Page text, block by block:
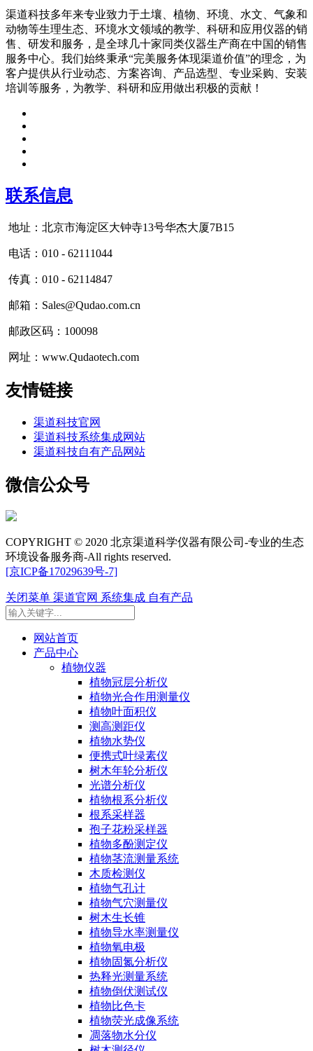
渠道科技多年来专业致力于土壤、植物、环境、水文、气象和
动物等生理生态、环境水文领域的教学、科研和应用仪器的销
售、研发和服务，是全球几十家同类仪器生产商在中国的销售
服务中心。我们始终秉承“完美服务体现渠道价值”的理念，为
客户提供从行业动态、方案咨询、产品选型、专业采购、安装
培训等服务，为教学、科研和应用做出积极的贡献！
联系信息
地址：北京市海淀区大钟寺13号华杰大厦7B15
电话：010 - 62111044
传真：010 - 62114847
邮箱：Sales@Qudao.com.cn
邮政区码：100098
网址：www.Qudaotech.com
友情链接
渠道科技官网
渠道科技系统集成网站
渠道科技自有产品网站
微信公众号
COPYRIGHT © 2020 北京渠道科学仪器有限公司-专业的生态
环境设备服务商-All rights reserved.
[京ICP备17029639号-7]
关闭菜单 渠道官网 系统集成 自有产品
网站首页
产品中心
植物仪器
植物冠层分析仪
植物光合作用测量仪
植物叶面积仪
测高测距仪
植物水势仪
便携式叶绿素仪
树木年轮分析仪
光谱分析仪
植物根系分析仪
根系采样器
孢子花粉采样器
植物多酚测定仪
植物茎流测量系统
木质检测仪
植物气孔计
植物气穴测量仪
树木生长锥
植物导水率测量仪
植物氧电极
植物固氮分析仪
热释光测量系统
植物倒伏测试仪
植物比色卡
植物荧光成像系统
凋落物水分仪